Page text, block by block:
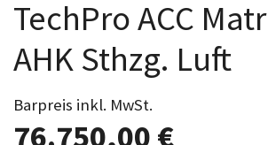
TechPro ACC
AHK Sthzg. Luft
Barpreis inkl. MwSt.
76.750,00 €